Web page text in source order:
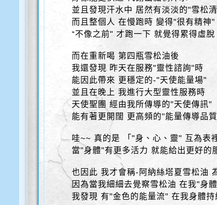
並且發現汗水中 居然有淡淡的"雪松
而且整個人 在慢跑時 變得"很有精神"
“不像之前" 才跑一下 就覺得累得虛脫
而在重新喝 第四瓶雪松油後
我還發現 昨天在服務"靈性諮詢"時
能因此帶來 更穩定的-"天使能量場"
並且在晚上 我進行大型靈性服務時
天使聖團 經由我所傳導的"天使傳訊"
能有著更開闊 更高頻的"能量傳導品
哇~~ 真的是 「"身、心、靈" 互為表
當"身體"有更多活力 就能給出更好的
也因此 我才會稱-阿納絲塔夏雪松油
因為當我細細去覺察雪松油 在我"身
我發現 有"金色的能量流" 在我身體